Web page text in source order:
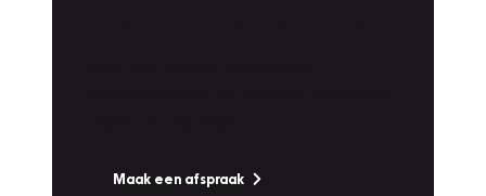
Maak een afspraak